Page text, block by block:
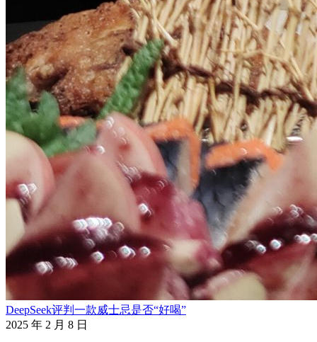
DeepSeek评判一款威士忌是否“好喝”
2025 年 2 月 8 日